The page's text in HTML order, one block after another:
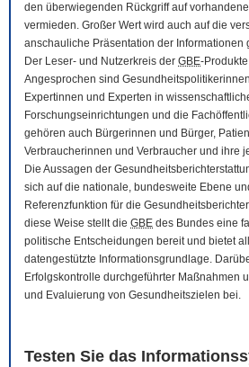
den überwiegenden Rückgriff auf
vermieden. Großer Wert wird auch auf die
anschauliche Präsentation der Informationen
Der Leser- und Nutzerkreis der GBE-
Angesprochen sind
Expertinnen und Experten in
Forschungseinrichtungen und die
gehören auch Bürgerinnen und Bürger,
Verbraucherinnen und Verbraucher und ihre
Die Aussagen der
sich auf die nationale, bundesweite Ebene
Referenzfunktion für die
diese Weise stellt die GBE des Bundes eine
politische Entscheidungen bereit und bietet
datengestützte Informationsgrundlage.
Erfolgskontrolle durchgeführter Maßnahmen
und Evaluierung von Gesundheitszielen bei.
Testen Sie das